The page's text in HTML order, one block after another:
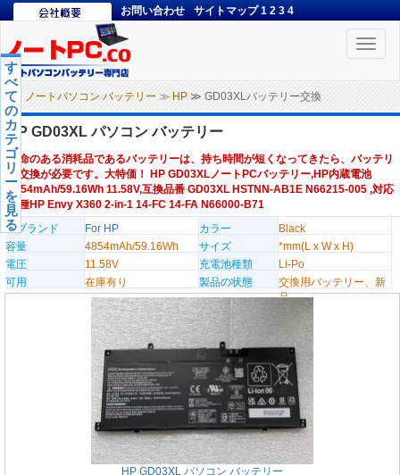
お問い合わせ サイトマップ 1 2 3 4
Toggle
ノートパソコン バッテリー ≫ HP ≫ GD03XLバッテリー交換
す
べ
て
の
カ
テ
ゴ
リ
ー
を
見
る
HP GD03XL パソコン バッテリー
寿命のある消耗品であるバッテリーは、持ち時間が短くなってきたら、バッテリ
ー交換が必要です。大特価！ HP GD03XLノートPCバッテリー,HP内蔵電池
4854mAh/59.16Wh 11.58V,互換品番 GD03XL HSTNN-AB1E N66215-005 ,対応
機種HP Envy X360 2-in-1 14-FC 14-FA N66000-B71
のブランド
For HP カラー
Black
容量
4854mAh/59.16Wh サイズ
*mm(L x W x H)
電圧
11.58V 充電池種類
Li-Po
可用
在庫有り 製品の状態
交換用バッテリー、新
品
HP GD03XL パソコン バッテリー